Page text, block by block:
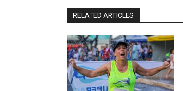
RELATED ARTICLES